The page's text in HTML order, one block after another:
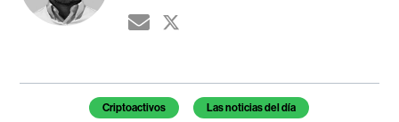
Temas de este artículo
Criptoactivos Las noticias del día